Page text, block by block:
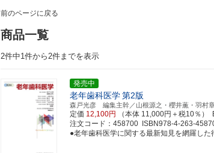
前のページに戻る
商品一覧
2件中1件から2件までを表示
発売中
老年歯科医学第2版
森戸光彦 編集主幹／山根源之・櫻井薫・羽村
定価 12,100円 （本体 11,000円＋税10％）
注文コード：458700 ISBN978-4-263-
●老年歯科医学に関する最新知見を網羅した